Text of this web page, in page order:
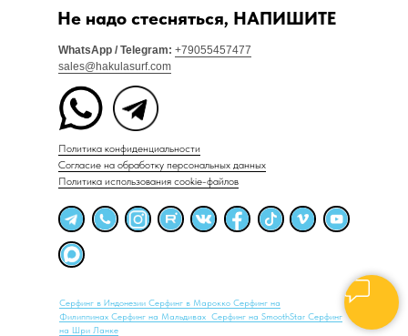
Политика конфиденциальности
Согласие на обработку персональных данных
Политика использования cookie-файлов
WhatsApp / Telegram: +79055457477
sales@hakulasurf.com
Не надо стесняться, НАПИШИТЕ
Серфинг в Индонезии Серфинг в Марокко Серфинг на
Филиппинах Серфинг на Мальдивах Серфинг на SmoothStar Серфинг
на Шри Ланке